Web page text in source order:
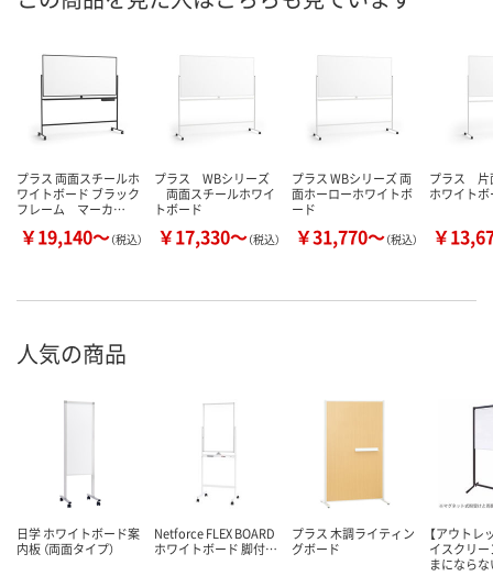
プラス 両面スチールホ
ワイトボード ブラック
フレーム マーカ…
￥19,140～（税込）
プラス WBシリーズ
両面スチールホワイ
トボード
￥17,330～（税込）
プラス WBシリーズ 両
面ホーローホワイトボ
ード
￥31,770～（税込）
プラス 片
ホワイト
￥
人気の商品
日学 ホワイトボード案
内板 （両面タイプ）
Netforce FLEX BOARD
ホワイトボード 脚付…
プラス 木調ライティン
グボード
【アウトレ
イスクリ
まになら